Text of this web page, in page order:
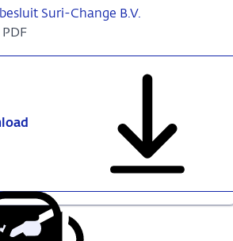
Suri-Change B.V.
PDF
DeelKopieer